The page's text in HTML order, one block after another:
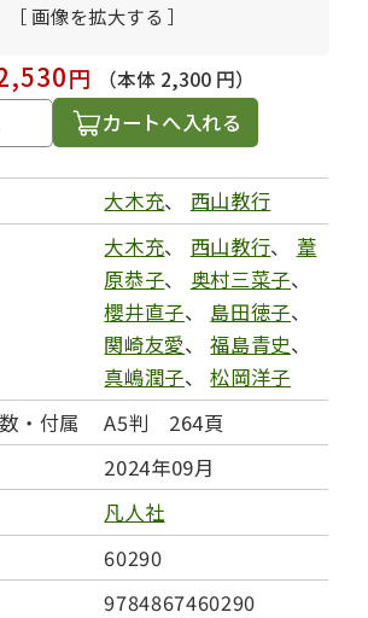
［ 画像を拡大する ］
円
（本体 2,300 円）
カートへ入れる
大木充、 西山教行
大木充、 西山教行、 葦
原恭子、 奥村三菜子、
櫻井直子、 島田徳子、
関崎友愛、福島青史、
真嶋潤子、松岡洋子
・付属
A5判 264頁
2024年09月
凡人社
60290
9784867460290